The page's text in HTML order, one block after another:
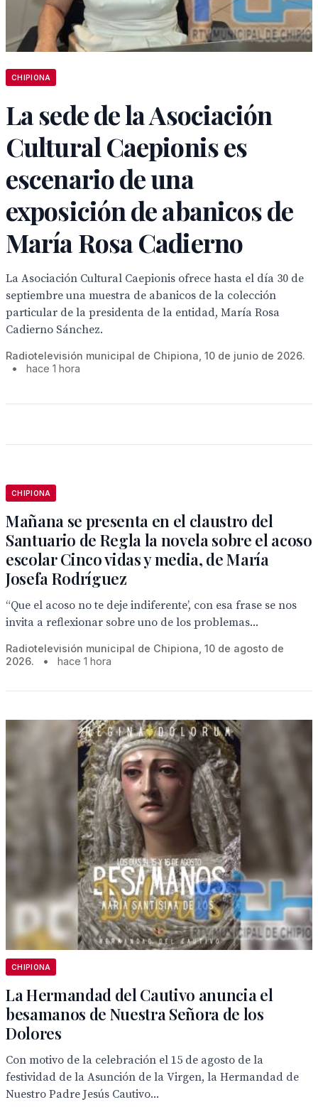
CHIPIONA
La sede de la Asociación
Cultural Caepionis es
escenario de una
exposición de abanicos de
María Rosa Cadierno
La Asociación Cultural Caepionis ofrece hasta el día 30 de
septiembre una muestra de abanicos de la colección
particular de la presidenta de la entidad, María Rosa
Cadierno Sánchez.
Radiotelevisión municipal de Chipiona, 10 de junio de 2026.
•
hace 1 hora
CHIPIONA
Mañana se presenta en el claustro del
Santuario de Regla la novela sobre el acoso
escolar Cinco vidas y media, de María
Josefa Rodríguez
“Que el acoso no te deje indiferente’, con esa frase se nos
invita a reflexionar sobre uno de los problemas...
Radiotelevisión municipal de Chipiona, 10 de agosto de
2026.
• hace 1 hora
CHIPIONA
La Hermandad del Cautivo anuncia el
besamanos de Nuestra Señora de los
Dolores
Con motivo de la celebración el 15 de agosto de la
festividad de la Asunción de la Virgen, la Hermandad de
Nuestro Padre Jesús Cautivo...